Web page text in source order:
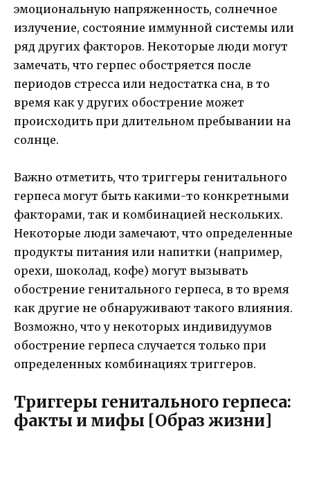
эмоциональную напряженность, солнечное
излучение, состояние иммунной системы или
ряд других факторов. Некоторые люди могут
замечать, что герпес обостряется после
периодов стресса или недостатка сна, в то
время как у других обострение может
происходить при длительном пребывании на
солнце.
Важно отметить, что триггеры генитального
герпеса могут быть какими-то конкретными
факторами, так и комбинацией нескольких.
Некоторые люди замечают, что определенные
продукты питания или напитки (например,
орехи, шоколад, кофе) могут вызывать
обострение генитального герпеса, в то время
как другие не обнаруживают такого влияния.
Возможно, что у некоторых индивидуумов
обострение герпеса случается только при
определенных комбинациях триггеров.
Триггеры генитального герпеса:
факты и мифы [Образ жизни]